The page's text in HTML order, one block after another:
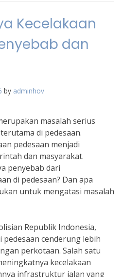
Kecelakaan
dan
by adminhov
masalah serius
di pedesaan.
pedesaan menjadi
dan masyarakat.
penyebab dari
di pedesaan? Dan apa
untuk mengatasi masalah
Republik Indonesia,
pedesaan cenderung lebih
perkotaan. Salah satu
kecelakaan
infrastruktur jalan yang